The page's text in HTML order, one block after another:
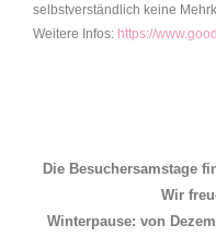
selbstverständlich keine
Weitere Infos: https://
Die Besuchersamstage
Wir
Winterpause: von